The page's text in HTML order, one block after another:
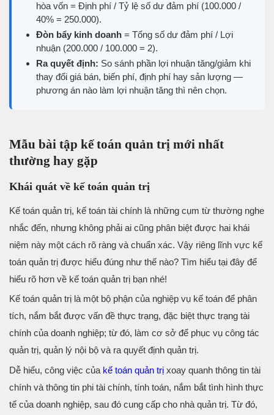
hòa vốn = Định phí / Tỷ lệ số dư đảm phí (100.000 /
40% = 250.000).
Đòn bẩy kinh doanh= Tổng số dư đảm phí / Lợi
nhuận (200.000 / 100.000 = 2).
Ra quyết định: So sánh phần lợi nhuận tăng/giảm khi
thay đổi giá bán, biến phí, định phí hay sản lượng —
phương án nào làm lợi nhuận tăng thì nên chọn.
Mẫu bài tập kế toán quản trị mới nhất
thường hay gặp
Khái quát về kế toán quản trị
Kế toán quản trị, kế toán tài chính là những cụm từ thường nghe
nhắc đến, nhưng không phải ai cũng phân biệt được hai khái
niệm này một cách rõ ràng và chuẩn xác. Vậy riêng lĩnh vực kế
toán quản trị được hiểu đúng như thế nào? Tìm hiểu tại đây để
hiểu rõ hơn về kế toán quản trị bạn nhé!
Kế toán quản trị là một bộ phận của nghiệp vụ kế toán để phân
tích, nắm bắt được vấn đề thực trạng, đặc biệt thực trạng tài
chính của doanh nghiệp; từ đó, làm cơ sở để phục vụ công tác
quản trị, quản lý nội bộ và ra quyết định quản trị.
Dễ hiểu, công việc của kế toán quản trị xoay quanh thông tin tài
chính và thông tin phi tài chính, tính toán, nắm bắt tình hình thực
tế của doanh nghiệp, sau đó cung cấp cho nhà quản trị. Từ đó,